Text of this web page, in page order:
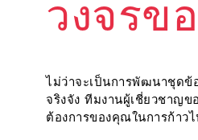
วงจรขอ
ไม่ว่าจะเป็นการพัฒนาชุดข้
จริงจัง ทีมงานผู้เชี่ยวชาญ
ต้องการของคุณในการก้าว